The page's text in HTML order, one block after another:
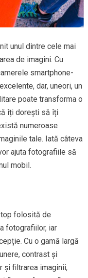
unul dintre cele mai
de imagini. Cu
smartphone-
dar, uneori, un
poate transforma o
îți dorești să îți
numeroase
tale. Iată câteva
ajuta fotografiile să
mobil.
folosită de
fotografiilor, iar
Cu o gamă largă
contrast și
și filtrarea imaginii,